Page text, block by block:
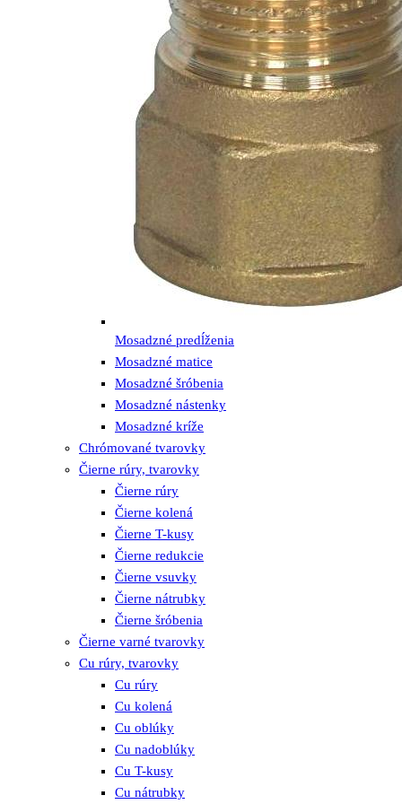
Mosadzné predĺženia
Mosadzné matice
Mosadzné šróbenia
Mosadzné nástenky
Mosadzné kríže
Chrómované tvarovky
Čierne rúry, tvarovky
Čierne rúry
Čierne kolená
Čierne T-kusy
Čierne redukcie
Čierne vsuvky
Čierne nátrubky
Čierne šróbenia
Čierne varné tvarovky
Cu rúry, tvarovky
Cu rúry
Cu kolená
Cu oblúky
Cu nadoblúky
Cu T-kusy
Cu nátrubky